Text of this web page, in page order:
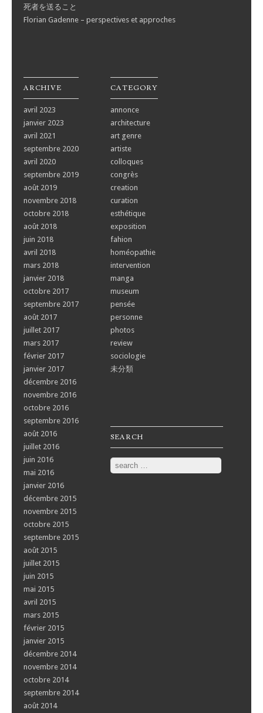
死者を送ること
Florian Gadenne – perspectives et approches
ARCHIVE
avril 2023
janvier 2023
avril 2021
septembre 2020
avril 2020
septembre 2019
août 2019
novembre 2018
octobre 2018
août 2018
juin 2018
avril 2018
mars 2018
janvier 2018
octobre 2017
septembre 2017
août 2017
juillet 2017
mars 2017
février 2017
janvier 2017
décembre 2016
novembre 2016
octobre 2016
septembre 2016
août 2016
juillet 2016
juin 2016
mai 2016
janvier 2016
décembre 2015
novembre 2015
octobre 2015
septembre 2015
août 2015
juillet 2015
juin 2015
mai 2015
avril 2015
mars 2015
février 2015
janvier 2015
décembre 2014
novembre 2014
octobre 2014
septembre 2014
août 2014
CATEGORY
annonce
architecture
art genre
artiste
colloques
congrès
creation
curation
esthétique
exposition
fahion
homéopathie
intervention
manga
museum
pensée
personne
photos
review
sociologie
未分類
SEARCH
Search